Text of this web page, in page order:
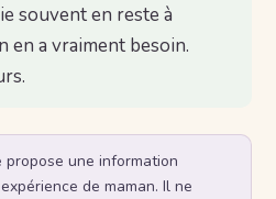
souvent en reste à
en a vraiment besoin.
propose une information
de maman. Il ne